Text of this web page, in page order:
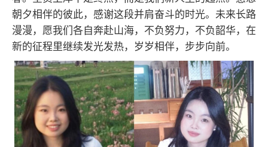
朝夕相伴的彼此，感谢这段并肩奋斗的时光。未来长路
漫漫，愿我们各自奔赴山海，不负努力，不负韶华，在
新的征程里继续发光发热，岁岁相伴，步步向前。